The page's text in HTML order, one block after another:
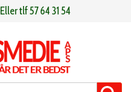
Eller tlf 57 64 31 54
Maskinhandel når det er bedst